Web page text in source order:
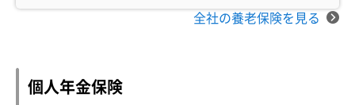
全社の養老保険を見る
個人年金保険